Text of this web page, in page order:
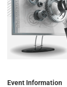
Event Information